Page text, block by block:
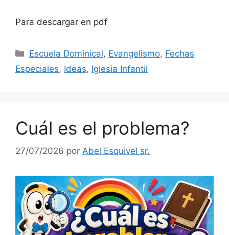
Para descargar en pdf
Escuela Dominical, Evangelismo, Fechas
Especiales, Ideas, Iglesia Infantil
Cuál es el problema?
27/07/2026 por Abel Esquivel sr.